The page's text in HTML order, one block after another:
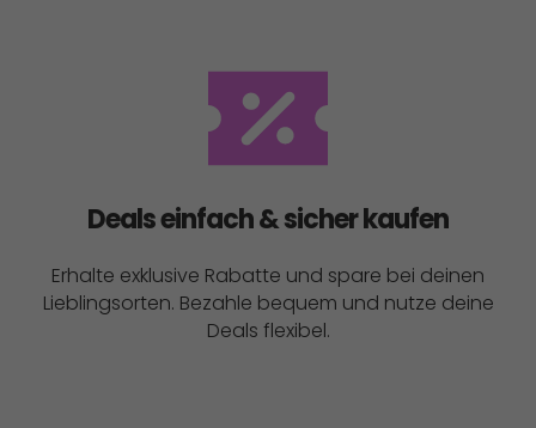
Deals einfach & sicher kaufen
Erhalte exklusive Rabatte und spare bei deinen
Lieblingsorten. Bezahle bequem und nutze deine
Deals flexibel.